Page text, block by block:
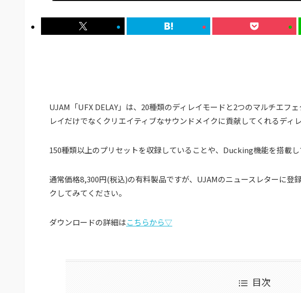
UJAM「UFX DELAY」は、20種類のディレイモードと2つのマルチエフ
レイだけでなくクリエイティブなサウンドメイクに貢献してくれるディ
150種類以上のプリセットを収録していることや、Ducking機能を搭載し
通常価格8,300円(税込)の有料製品ですが、UJAMのニュースレターに登
クしてみてください。
ダウンロードの詳細はこちらから▽
目次